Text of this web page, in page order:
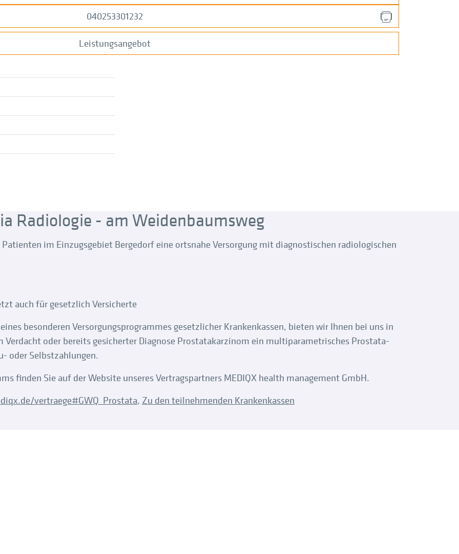
040253301232
Leistungsangebot
Radiologie - am Weidenbaumsweg
im Einzugsgebiet Bergedorf eine ortsnahe Versorgung mit diagnostischen radiologischen
auch für gesetzlich Versicherte
besonderen Versorgungsprogrammes gesetzlicher Krankenkassen, bieten wir Ihnen bei uns in
oder bereits gesicherter Diagnose Prostatakarzinom ein multiparametrisches Prostata-
oder Selbstzahlungen.
finden Sie auf der Website unseres Vertragspartners MEDIQX health management GmbH.
vertraege#GWQ_Prostata, Zu den teilnehmenden Krankenkassen